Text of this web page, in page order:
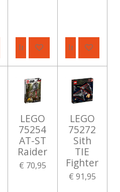
In winkelwagenIn
LEGO
75254
AT-ST
Raider
€ 70,95
LEGO
75272
Sith
TIE
Fighter
€ 91,95